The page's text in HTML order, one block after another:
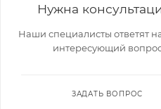
Нужна
Наши специалисты ответят
интересующий
ЗАДАТЬ ВОПРОС